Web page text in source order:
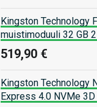
Kingston Technology
muistimoduuli 32 GB
519,90 €
Kingston Technology
Express 4.0 NVMe 3D